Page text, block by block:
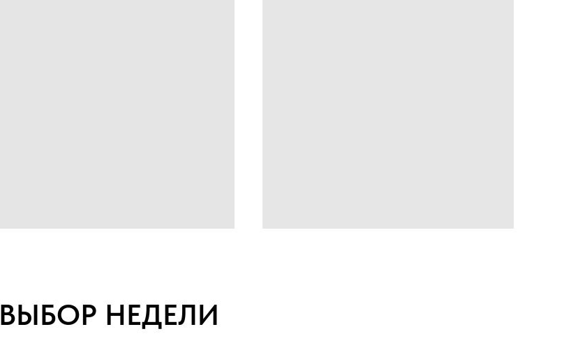
ВЫБОР НЕДЕЛИ